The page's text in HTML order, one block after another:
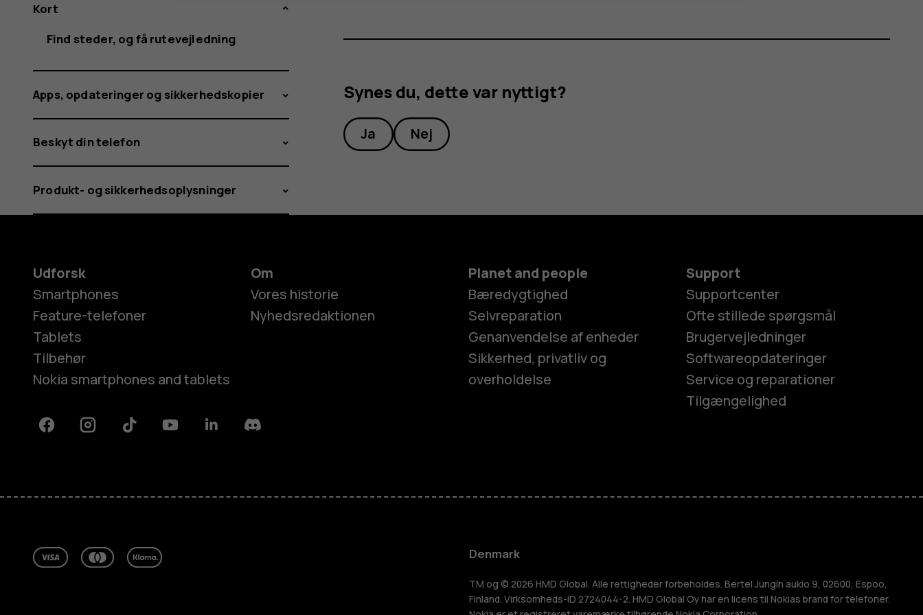
Feature-telefoner
Tilbehør
HMD Terra M
Synes du, dette var nyttigt?
Ja Nej
Kort
Find steder, og få rutevejledning
Apps, opdateringer og sikkerhedskopier
Beskyt din telefon
Produkt- og sikkerhedsoplysninger
Udforsk
Smartphones
Feature-telefoner
Tablets
Tilbehør
Nokia smartphones and tablets
Om
Vores historie
Nyhedsredaktionen
Planet and people
Bæredygtighed
Selvreparation
Genanvendelse af enheder
Sikkerhed, privatliv og
overholdelse
Support
Supportcenter
Ofte stillede spørgsmål
Brugervejledninger
Softwareopdateringer
Service og reparationer
Tilgængelighed
FacebookInstagramTiktok YoutubeLinkedinDiscord
Denmark
TM og © 2026 HMD Global. Alle rettigheder forbeholdes. Bertel Jungin aukio 9, 02600, Espoo,
Finland. Virksomheds-ID 2724044-2. HMD Global Oy har en licens til Nokias brand for telefoner.